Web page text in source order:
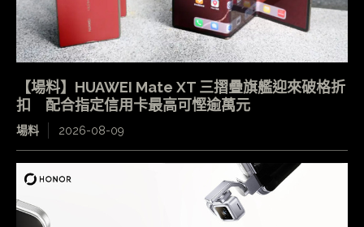
【場料】HUAWEI Mate XT 三摺疊旗艦迎來破格折
扣 配合指定信用卡最高可慳逾萬元
場料 2026-08-09